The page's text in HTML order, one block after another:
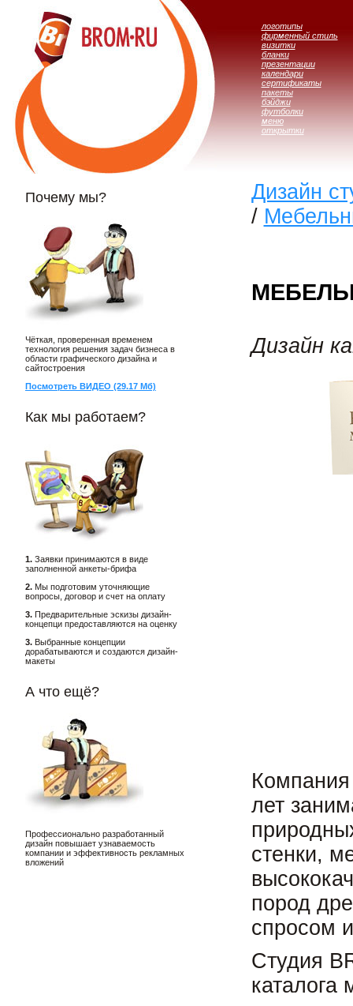
логотипы
фирменный стиль
визитки
бланки
презентации
календари
сертификаты
пакеты
бэйджи
футболки
меню
открытки
Почему мы?
Чёткая, проверенная временем
технология решения задач бизнеса в
области графического дизайна и
сайтостроения
Посмотреть ВИДЕО (29.17 Мб)
Как мы работаем?
1. Заявки принимаются в виде
заполненной анкеты-брифа
2. Мы подготовим уточняющие
вопросы, договор и счет на оплату
3. Предварительные эскизы дизайн-
концепци предоставляются на оценку
3. Выбранные концепции
дорабатываются и создаются дизайн-
макеты
А что ещё?
Профессионально разработанный
дизайн повышает узнаваемость
компании и эффективность рекламных
вложений
Дизайн
/
Дизайн
лет
стенки,
пород
спросом
Студия